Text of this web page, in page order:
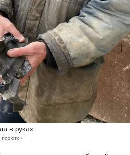
в руках